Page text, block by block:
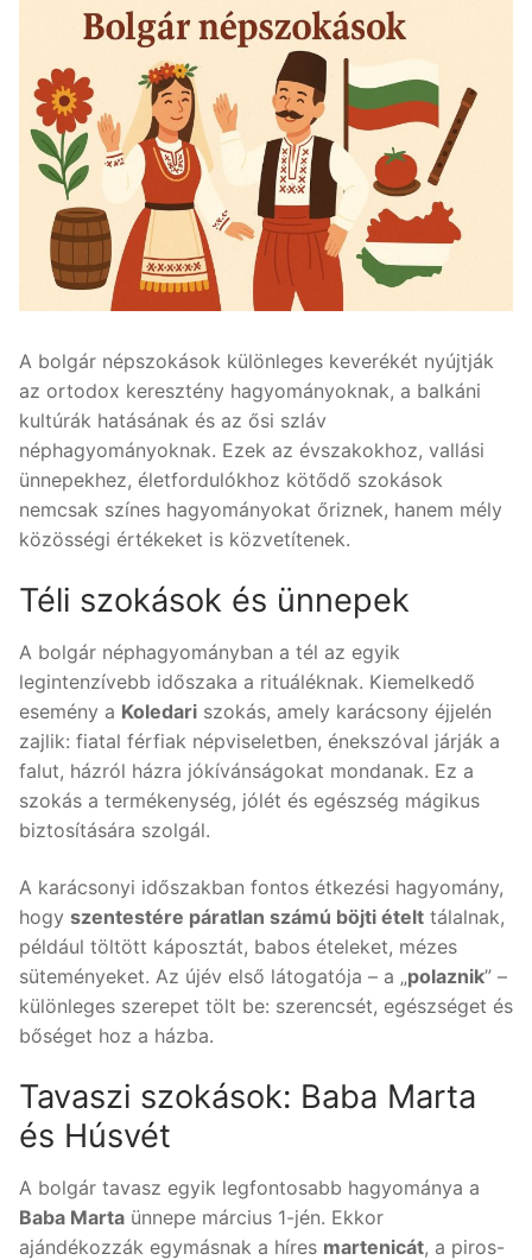
A bolgár népszokások különleges keverékét nyújtják
az ortodox keresztény hagyományoknak, a balkáni
kultúrák hatásának és az ősi szláv
néphagyományoknak. Ezek az évszakokhoz, vallási
ünnepekhez, életfordulókhoz kötődő szokások
nemcsak színes hagyományokat őriznek, hanem mély
közösségi értékeket is közvetítenek.
Téli szokások és ünnepek
A bolgár néphagyományban a tél az egyik
legintenzívebb időszaka a rituáléknak. Kiemelkedő
esemény a Koledari szokás, amely karácsony éjjelén
zajlik: fiatal férfiak népviseletben, énekszóval járják a
falut, házról házra jókívánságokat mondanak. Ez a
szokás a termékenység, jólét és egészség mágikus
biztosítására szolgál.
A karácsonyi időszakban fontos étkezési hagyomány,
hogy szentestére páratlan számú böjti ételt tálalnak,
például töltött káposztát, babos ételeket, mézes
süteményeket. Az újév első látogatója – a „polaznik” –
különleges szerepet tölt be: szerencsét, egészséget és
bőséget hoz a házba.
Tavaszi szokások: Baba Marta
és Húsvét
A bolgár tavasz egyik legfontosabb hagyománya a
Baba Marta ünnepe március 1-jén. Ekkor
ajándékozzák egymásnak a híres martenicát, a piros-